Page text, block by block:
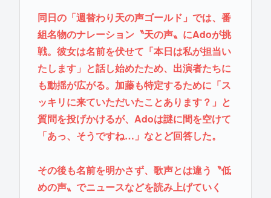
同日の「週替わり天の声ゴールド」では、番
組名物のナレーション〝天の声〟にAdoが挑
戦。彼女は名前を伏せて「本日は私が担当い
たします」と話し始めたため、出演者たちに
も動揺が広がる。加藤も特定するために「ス
ッキリに来ていただいたことあります？」と
質問を投げかけるが、Adoは謎に間を空けて
「あっ、そうですね…」なとど回答した。
その後も名前を明かさず、歌声とは違う〝低
めの声〟でニュースなどを読み上げていく